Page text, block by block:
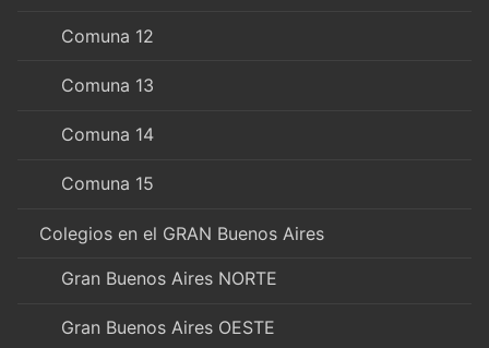
Comuna 12
Comuna 13
Comuna 14
Comuna 15
Colegios en el GRAN Buenos Aires
Gran Buenos Aires NORTE
Gran Buenos Aires OESTE